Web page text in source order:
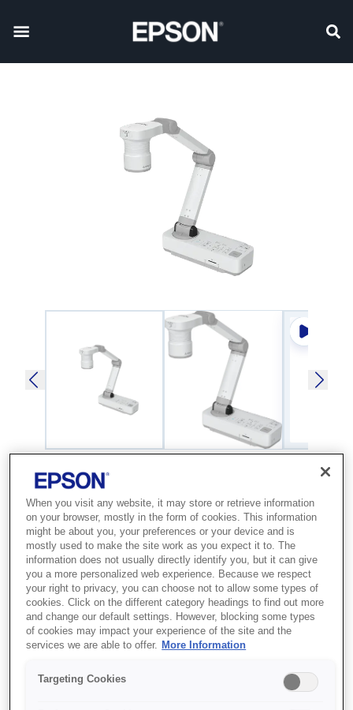
V12H758040
Visualiser - ELPDC21 -
Desktop type
Документ-камера з розширеними
можливостями для використання з
проекторами Epson для навчальних
цифрове масштабування для чіткого
When you visit any website, it may store or retrieve information
on your browser, mostly in the form of cookies. This information
might be about you, your preferences or your device and is
mostly used to make the site work as you expect it to. The
information does not usually directly identify you, but it can give
you a more personalized web experience. Because we respect
your right to privacy, you can choose not to allow some types of
cookies. Click on the different category headings to find out more
and change our default settings. However, blocking some types
of cookies may impact your experience of the site and the
services we are able to offer. More Information
Targeting Cookies